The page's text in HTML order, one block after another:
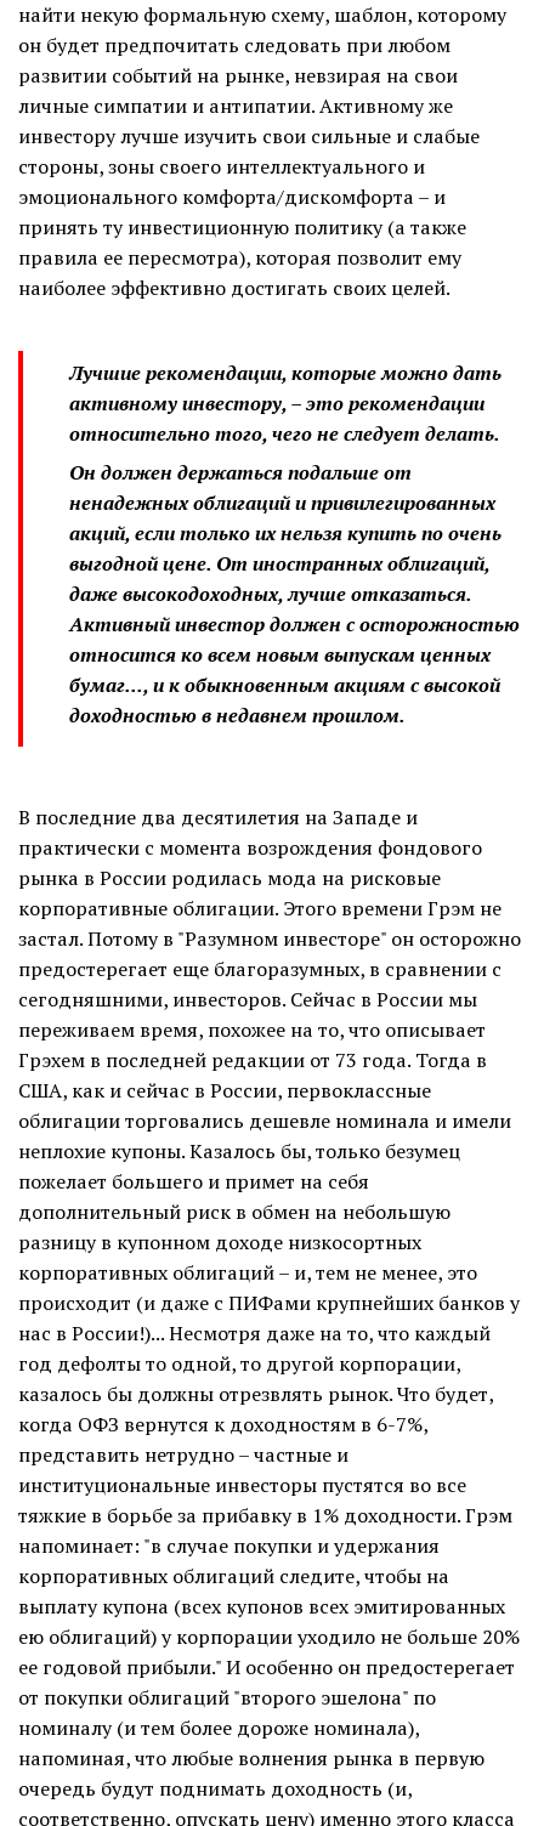
найти некую формальную схему, шаблон, которому
он будет предпочитать следовать при любом
развитии событий на рынке, невзирая на свои
личные симпатии и антипатии. Активному же
инвестору лучше изучить свои сильные и слабые
стороны, зоны своего интеллектуального и
эмоционального комфорта/дискомфорта – и
принять ту инвестиционную политику (а также
правила ее пересмотра), которая позволит ему
наиболее эффективно достигать своих целей.
Лучшие рекомендации, которые можно дать
активному инвестору, – это рекомендации
относительно того, чего не следует делать.
Он должен держаться подальше от
ненадежных облигаций и привилегированных
акций, если только их нельзя купить по очень
выгодной цене. От иностранных облигаций,
даже высокодоходных, лучше отказаться.
Активный инвестор должен с осторожностью
относится ко всем новым выпускам ценных
бумаг..., и к обыкновенным акциям с высокой
доходностью в недавнем прошлом.
В последние два десятилетия на Западе и
практически с момента возрождения фондового
рынка в России родилась мода на рисковые
корпоративные облигации. Этого времени Грэм не
застал. Потому в "Разумном инвесторе" он осторожно
предостерегает еще благоразумных, в сравнении с
сегодняшними, инвесторов. Сейчас в России мы
переживаем время, похожее на то, что описывает
Грэхем в последней редакции от 73 года. Тогда в
США, как и сейчас в России, первоклассные
облигации торговались дешевле номинала и имели
неплохие купоны. Казалось бы, только безумец
пожелает большего и примет на себя
дополнительный риск в обмен на небольшую
разницу в купонном доходе низкосортных
корпоративных облигаций – и, тем не менее, это
происходит (и даже с ПИФами крупнейших банков у
нас в России!)... Несмотря даже на то, что каждый
год дефолты то одной, то другой корпорации,
казалось бы должны отрезвлять рынок. Что будет,
когда ОФЗ вернутся к доходностям в 6-7%,
представить нетрудно – частные и
институциональные инвесторы пустятся во все
тяжкие в борьбе за прибавку в 1% доходности. Грэм
напоминает: "в случае покупки и удержания
корпоративных облигаций следите, чтобы на
выплату купона (всех купонов всех эмитированных
ею облигаций) у корпорации уходило не больше 20%
ее годовой прибыли." И особенно он предостерегает
от покупки облигаций "второго эшелона" по
номиналу (и тем более дороже номинала),
напоминая, что любые волнения рынка в первую
очередь будут поднимать доходность (и,
соответственно, опускать цену) именно этого класса